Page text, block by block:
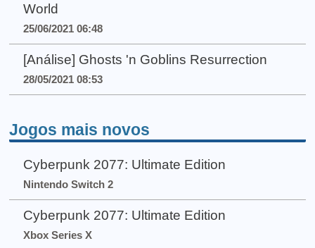
World
25/06/2021 06:48
[Análise] Ghosts 'n Goblins Resurrection
28/05/2021 08:53
Jogos mais novos
Cyberpunk 2077: Ultimate Edition
Nintendo Switch 2
Cyberpunk 2077: Ultimate Edition
Xbox Series X